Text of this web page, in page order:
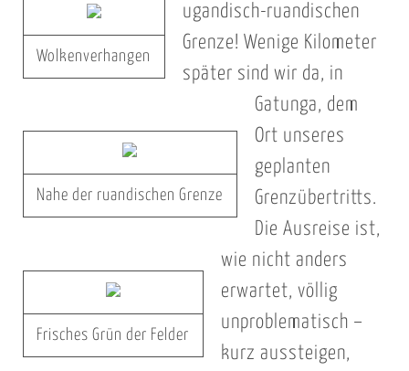
Wolkenverhangen
Nahe der ruandischen Grenze
Frisches Grün der Felder
ugandisch-ruandischen
Grenze! Wenige Kilometer
später sind wir da, in
Gatunga, dem
Ort unseres
geplanten
Grenzübertritts.
Die Ausreise ist,
wie nicht anders
erwartet, völlig
unproblematisch –
kurz aussteigen,